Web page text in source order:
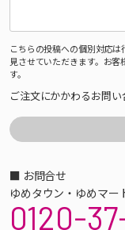
こちらの投稿への個別対応
見させていただきます。お客
す。
ご注文にかかわるお問い
■ お問合せ
ゆめタウン・ゆめマー
0120-